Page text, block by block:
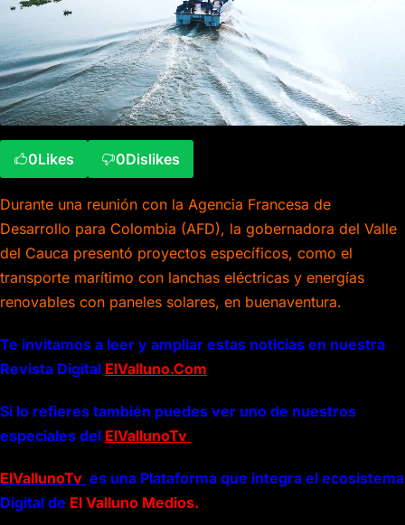
0Likes 0Dislikes
Durante una reunión con la Agencia Francesa de
Desarrollo para Colombia (AFD), la gobernadora del Valle
del Cauca presentó proyectos específicos, como el
transporte marítimo con lanchas eléctricas y energías
renovables con paneles solares, en buenaventura.
Te invitamos a leer y ampliar estas noticias en nuestra
Revista Digital ElValluno.Com
Si lo refieres también puedes ver uno de nuestros
especiales del ElVallunoTv
ElVallunoTv es una Plataforma que integra el ecosistema
Digital de El Valluno Medios.